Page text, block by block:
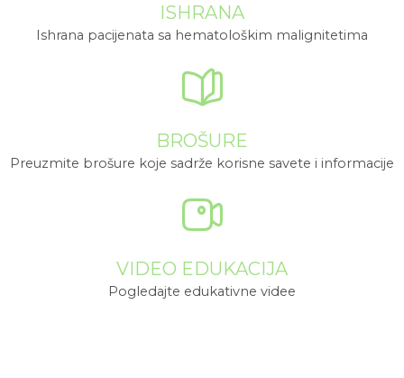
ISHRANA
Ishrana pacijenata sa hematološkim malignitetima
BROŠURE
Preuzmite brošure koje sadrže korisne savete i informacije
VIDEO EDUKACIJA
Pogledajte edukativne videe